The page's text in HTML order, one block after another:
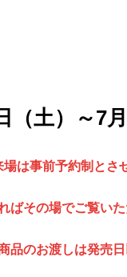
（土）～7
は事前予約制とさ
ばその場でご覧い
品のお渡しは発売